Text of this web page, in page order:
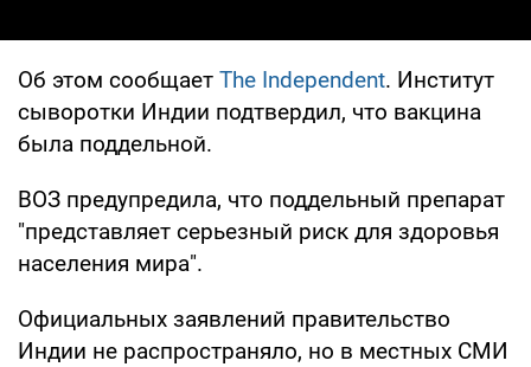
Об этом сообщает The Independent. Институт
сыворотки Индии подтвердил, что вакцина
была поддельной.
ВОЗ предупредила, что поддельный препарат
"представляет серьезный риск для здоровья
населения мира".
Официальных заявлений правительство
Индии не распространяло, но в местных СМИ